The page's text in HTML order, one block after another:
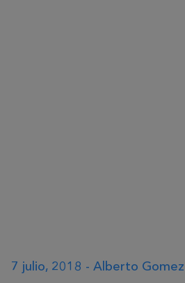
7 julio, 2018 - Alberto